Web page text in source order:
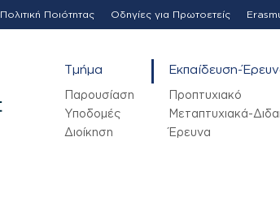
Πολιτική Ποιότητας Οδηγίες για Πρωτοετείς
Τμήμα
Παρουσίαση
Υποδομές
Διοίκηση
Εκπαίδευση-
Προπτυχιακό
Μεταπτυχιακά-
Έρευνα